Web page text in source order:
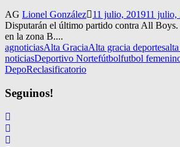
AG Lionel González 11 julio, 201911 julio,
Disputarán el último partido contra All Boys.
en la zona B....
agnoticiasAlta GraciaAlta gracia deportes
noticiasDeportivo Nortefútbolfutbol
DepoReclasificatorio
Seguinos!